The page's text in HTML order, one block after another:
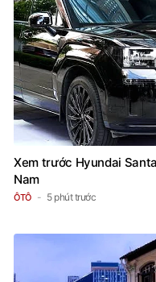
Xem trước Hyundai
Nam
ÔTÔ 5 phút trước